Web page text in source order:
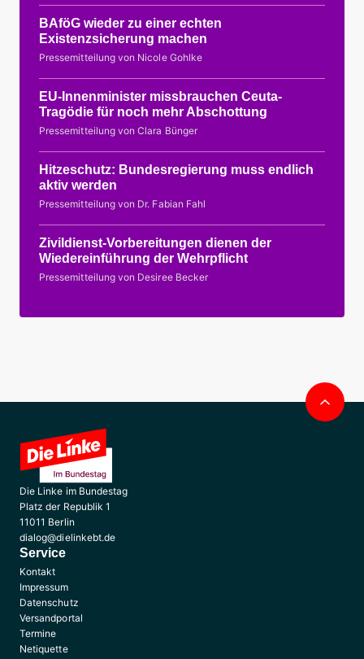
BAföG wieder zu einer echten
Existenzsicherung machen
Pressemitteilung von Nicole Gohlke
EU-Innenminister missbrauchen Ceuta-
Tragödie für noch mehr Abschottung
Pressemitteilung von Clara Bünger
Hitzeschutz: Bundesregierung muss endlich
aktiv werden
Pressemitteilung von Dr. Fabian Fahl
Zivildienst-Vorbereitungen dienen der
Wiedereinführung der Wehrpflicht
Pressemitteilung von Desiree Becker
Die Linke im Bundestag
Platz der Republik 1
11011 Berlin
dialog@dielinkebt.de
Service
Kontakt
Impressum
Datenschutz
Versandportal
Termine
Netiquette